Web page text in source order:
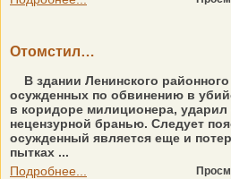
Отомстил…
В здании Ленинского
осужденных по обвинению в
в коридоре милиционера, ударил
нецензурной бранью. Следует
осужденный является еще и
пытках ...
Подробнее...